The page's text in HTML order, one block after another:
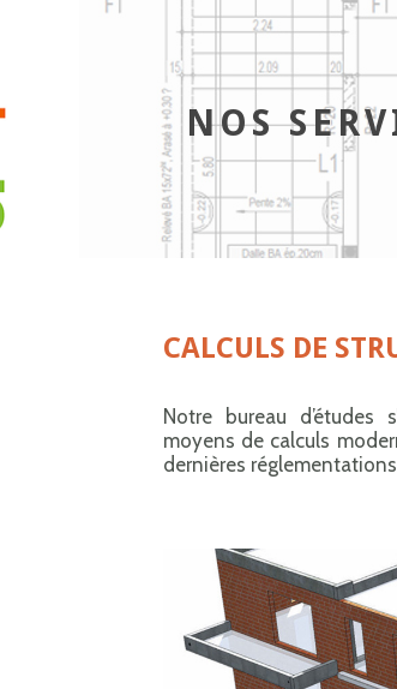
NOS
CALCULS DE
Notre bureau d’études
moyens de calculs
dernières